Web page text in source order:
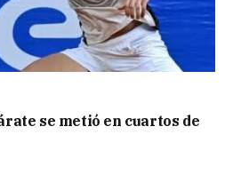
se metió en cuartos de